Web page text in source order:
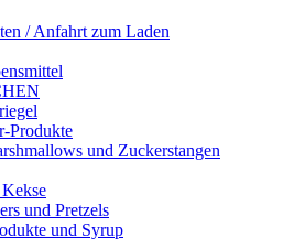
/ Anfahrt zum Laden
Produkte
und Zuckerstangen
und Pretzels
und Syrup